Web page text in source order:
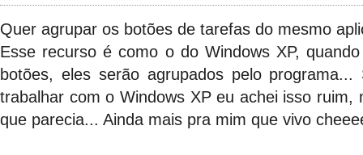
Quer agrupar os botões de tarefas do mesmo
Esse recurso é como o do Windows XP,
botões, eles serão agrupados pelo
trabalhar com o Windows XP eu achei isso
que parecia... Ainda mais pra mim que vivo